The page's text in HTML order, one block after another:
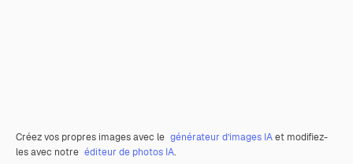
Créez vos propres images avec le générateur d’images IAet modifiez-
les avec notre éditeur de photos IA.